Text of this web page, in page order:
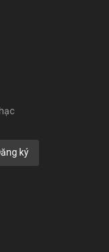
ký